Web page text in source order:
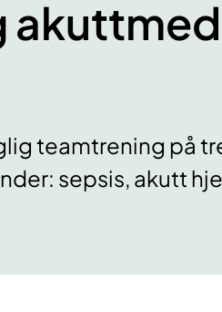
teamtrening på
sepsis, akutt